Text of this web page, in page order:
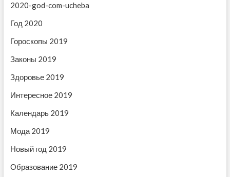
и
я
п
о
з
а
п
и
с
я
з
я
2020-god-com-ucheba
Год 2020
Гороскопы 2019
Законы 2019
Здоровье 2019
Интересное 2019
Календарь 2019
Мода 2019
Новый год 2019
Образование 2019